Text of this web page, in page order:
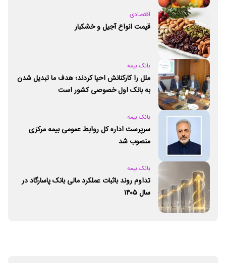
اقتصادی
قیمت انواع آجیل و خشکبار
بانک بیمه
ملل را کارکنانش احیا کردند؛ هدف ما تبدیل شدن
به بانک اول خصوصی کشور است
بانک بیمه
سرپرست اداره کل روابط عمومی بیمه مرکزی
منصوب شد
بانک بیمه
تداوم روند باثبات عملکرد مالی بانک پاسارگاد در
سال ۱۴۰۵